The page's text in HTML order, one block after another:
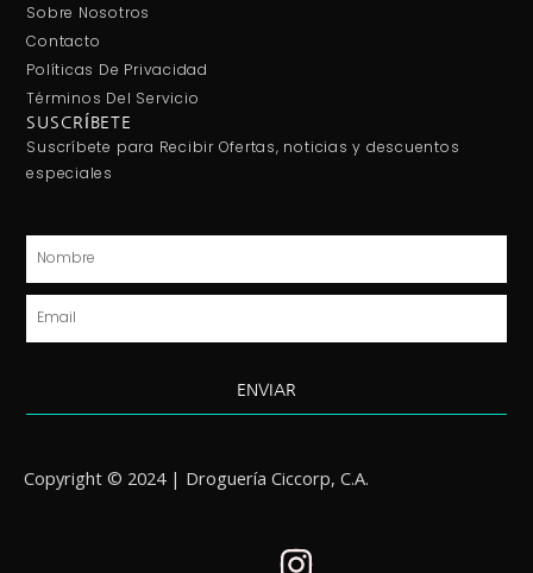
Sobre Nosotros
Contacto
Políticas De Privacidad
Términos Del Servicio
SUSCRÍBETE
Suscríbete para Recibir Ofertas, noticias y descuentos
especiales
Nombre
Email
ENVIAR
Copyright © 2024 | Droguería Ciccorp, C.A.
I